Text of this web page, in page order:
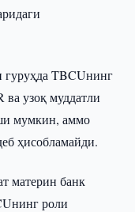
гуруҳда TBCUнинг
узоқ муддатли
мумкин, аммо
ҳисобламайди.
материн банк
роли